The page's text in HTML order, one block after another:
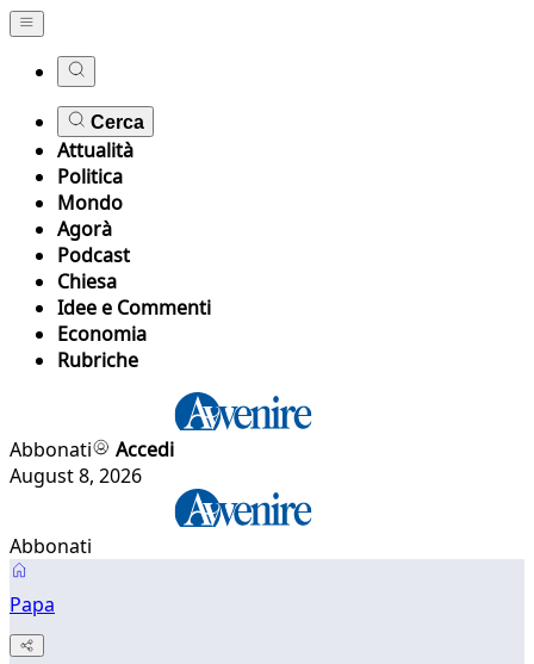
Cerca
Attualità
Politica
Mondo
Agorà
Podcast
Chiesa
Idee e Commenti
Economia
Rubriche
Abbonati
Accedi
August 8, 2026
Abbonati
Papa